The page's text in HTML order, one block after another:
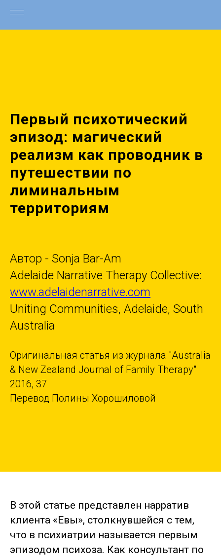
Первый психотический
эпизод: магический
реализм как проводник в
путешествии по
лиминальным
территориям
Автор - Sonja Bar-Am
Adelaide Narrative Therapy Collective:
www.adelaidenarrative.com
Uniting Communities, Adelaide, South
Australia
Оригинальная статья из журнала "Australia
& New Zealand Journal of Family Therapy"
2016, 37
Перевод Полины Хорошиловой
В этой статье представлен нарратив
клиента «Евы», столкнувшейся с тем,
что в психиатрии называется первым
эпизодом психоза. Как консультант по